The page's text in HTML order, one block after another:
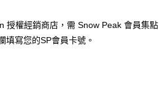
華泰商業銀行
遠東國際商業銀行
授權經銷商店，需 Snow Peak 會員集點
填寫您的SP會員卡號。